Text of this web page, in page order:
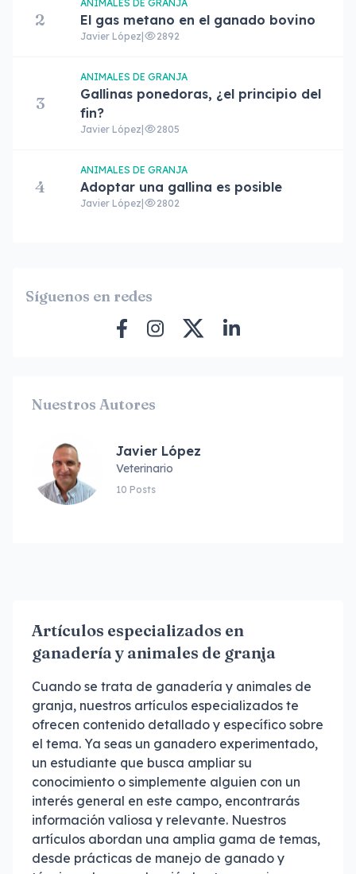
2
ANIMALES DE GRANJA
El gas metano en el ganado bovino
Javier López 2892
3
ANIMALES DE GRANJA
Gallinas ponedoras, ¿el principio del
fin?
Javier López 2805
4
ANIMALES DE GRANJA
Adoptar una gallina es posible
Javier López 2802
Síguenos en redes
Nuestros Autores
Javier López
Veterinario
10 Posts
Artículos especializados en
ganadería y animales de granja
Cuando se trata de ganadería y animales de
granja, nuestros artículos especializados te
ofrecen contenido detallado y específico sobre
el tema. Ya seas un ganadero experimentado,
un estudiante que busca ampliar su
conocimiento o simplemente alguien con un
interés general en este campo, encontrarás
información valiosa y relevante. Nuestros
artículos abordan una amplia gama de temas,
desde prácticas de manejo de ganado y